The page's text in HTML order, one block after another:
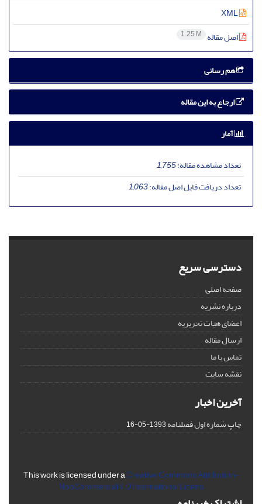
اصل مقاله 1.25 M
هم رسانی
ارجاع به این مقاله
آمار
تعداد مشاهده مقاله:1,755
تعداد دریافت فایل اصل مقاله:1,063
دسترسی سریع
صفحه اصلی
درباره نشریه
اعضای هیات تحریریه
ارسال مقاله
تماس با ما
نقشه سایت
آخرین اخبار
چاپ شماره اول فصلنامه1393-05-16
This work is licensed under aCreative Commons Attribution-
NonCommercial 4.0 International Licens